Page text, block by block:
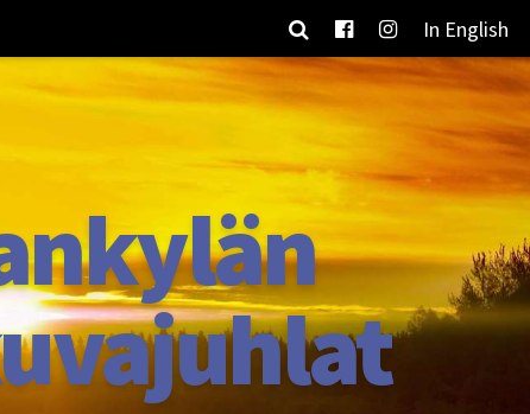
In English